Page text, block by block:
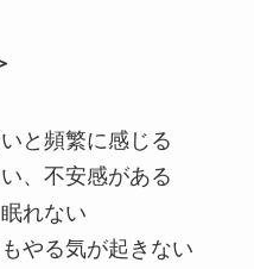
と頻繁に感じる
、不安感がある
れない
やる気が起きない